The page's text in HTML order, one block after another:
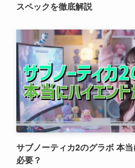
スペックを徹底解説
サブノーティカ2のグラボ 本
必要？